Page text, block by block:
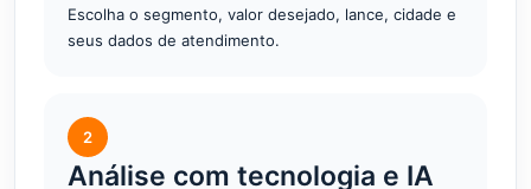
Escolha o segmento, valor desejado, lance, cidade e
seus dados de atendimento.
2
Análise com tecnologia e IA